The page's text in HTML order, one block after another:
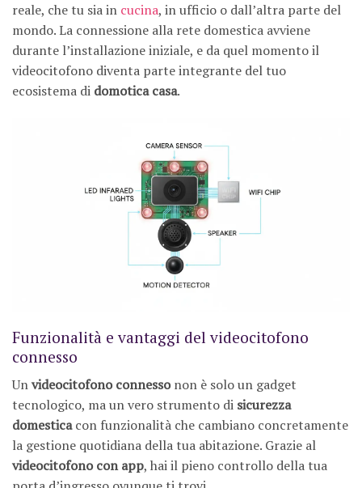
reale, che tu sia in cucina, in ufficio o dall’altra parte del
mondo. La connessione alla rete domestica avviene
durante l’installazione iniziale, e da quel momento il
videocitofono diventa parte integrante del tuo
ecosistema di domotica casa.
Funzionalità e vantaggi del videocitofono
connesso
Unvideocitofono connessonon è solo un gadget
tecnologico, ma un vero strumento di sicurezza
domesticacon funzionalità che cambiano concretamente
la gestione quotidiana della tua abitazione. Grazie al
videocitofono con app, hai il pieno controllo della tua